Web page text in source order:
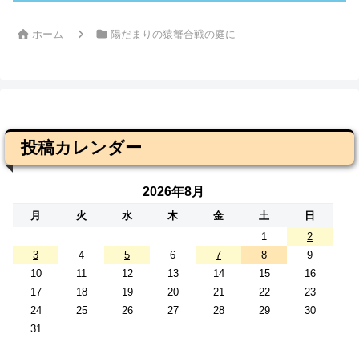
ホーム 陽だまりの猿蟹合戦の庭に
投稿カレンダー
2026年8月
月 火 水 木 金 土
日
1
2
3
4 5 6 7 8
9
10
11 12 13 14 15
16
17
18 19 20 21 22
23
24
25 26 27 28 29
30
31